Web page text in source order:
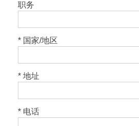
职务
* 国家/地区
* 地址
* 电话